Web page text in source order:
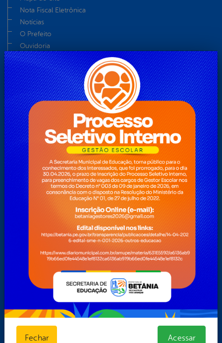
Nota Fiscal Eletrônica
Notícias
O Prefeito
Ouvidoria
Perguntas Frequentes
Pesquisa
Pesquisas
Plano Nacional Aldir Blanc – PNAB
Servidor
Teclas de Acessibilidades
Telefones Úteis
Telefones Úteis
Transparência 2
Turismo
Transparência
Secretarias
ADMINISTRAÇÃO
AGRICULTURA, REFORMA AGRÁRIA E RECURSOS
HÍDRICOS
ASSISTÊNCIA E DESENVOLVIMENTO SOCIAL, DIREITOS
HUMANOS E POLÍTICA PARA MULHERES, CRIANÇAS E
ADOLESCENTES
CONTROLE INTERNO
CULTURA, ESPORTE, TURISMO E LAZER
EDUCAÇÃO
FINANÇAS, ORÇAMENTO E TRIBUTOS
OBRAS, FISCALIZAÇÃO, URBANISMO E HABITAÇÃO
Fechar Acessar